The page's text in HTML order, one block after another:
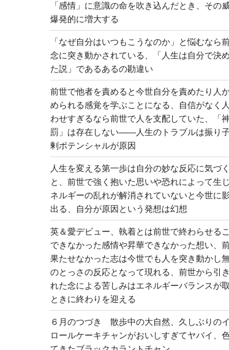
「感情」に意識の命を吹き込んだとき、その
爆発的に増大する
「なぜ自分はいつもこうなのか」と悩むなら
念に突き動かされている、「人生は自分で決
た説」であるあるの勘違い
前世で他者を責めると今世自分を責めたり人
められる感覚を学ぶことになる、自信がなく
わせすぎるなら前世で人を支配していた、「
罰」は存在しない――人生のトラブルは振り
剰ポテンシャルが原因
人生を変える第一歩は自分の妙な反応に気づ
と、前世で強く抱いた思いや恐れによって生
ネルギーの乱れが解消されていないと今世に
出る、自分が原因という発想は幻想
英＆愛デビュー、執着とは前世で終わらせる
できなかった感情や昇華できなかった想い、
果たせなかった志は今世でも人を突き動かし
のとっさの反応となって現れる、前世から引
れた念による苦しみはエネルギーバランスが
ときに終わりを迎える
６月のつづき 散歩中の大自然、久しぶりの
ロールケーキチャンがおいしすぎてヤバイ、